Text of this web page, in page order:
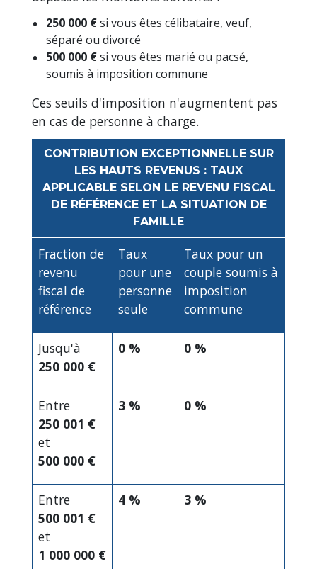
250 000 €si vous êtes célibataire, veuf,
séparé ou divorcé
500 000 €si vous êtes marié ou pacsé,
soumis à imposition commune
Ces seuils d'imposition n'augmentent pas
en cas de personne à charge.
CONTRIBUTION EXCEPTIONNELLE SUR
LES HAUTS REVENUS : TAUX
APPLICABLE SELON LE REVENU FISCAL
DE RÉFÉRENCE ET LA SITUATION DE
FAMILLE
Fraction de
revenu
fiscal de
référence
Taux
pour une
personne
seule
Taux pour un
couple soumis à
imposition
commune
Jusqu'à
250 000 €
0 % 0 %
Entre
250 001 €
et
500 000 €
3 % 0 %
Entre
500 001 €
et
1 000 000 €
4 % 3 %